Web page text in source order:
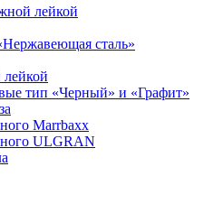
лейкой
сталь»
тип «Черный» и «Графит»
Marrbaxx
ULGRAN